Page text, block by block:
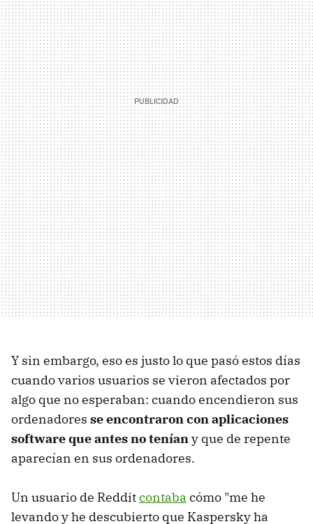
Y sin embargo, eso es justo lo que pasó estos días
cuando varios usuarios se vieron afectados por
algo que no esperaban: cuando encendieron sus
ordenadores se encontraron con aplicaciones
software que antes no teníany que de repente
aparecían en sus ordenadores.
Un usuario de Redditcontaba cómo "me he
levando y he descubierto que Kaspersky ha